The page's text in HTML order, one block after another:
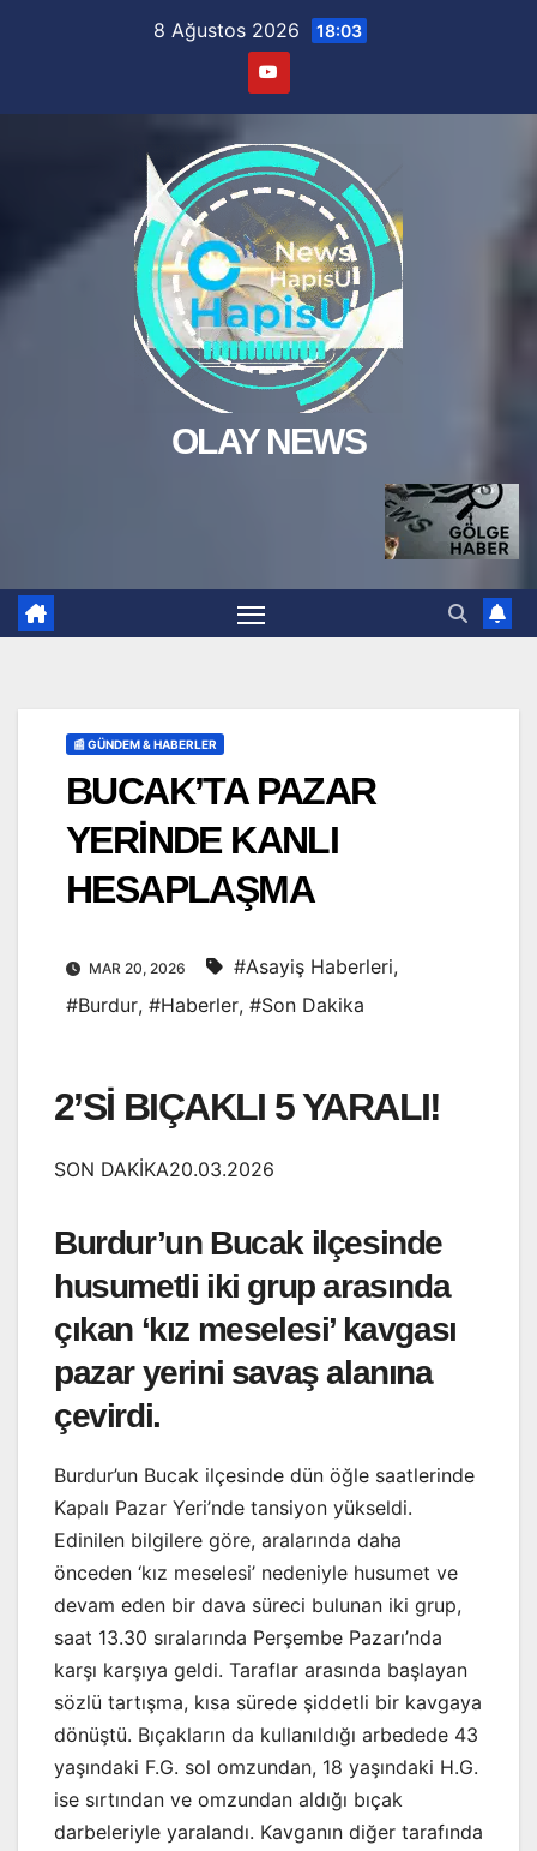
8 Ağustos 2026 18:03
OLAY NEWS
📰 GÜNDEM & HABERLER
BUCAK’TA PAZAR
YERİNDE KANLI
HESAPLAŞMA
MAR 20, 2026 #Asayiş Haberleri,
#Burdur, #Haberler, #Son Dakika
2’Sİ BIÇAKLI 5 YARALI!
SON DAKİKA20.03.2026
Burdur’un Bucak ilçesinde
husumetli iki grup arasında
çıkan ‘kız meselesi’ kavgası
pazar yerini savaş alanına
çevirdi.
Burdur’un Bucak ilçesinde dün öğle saatlerinde
Kapalı Pazar Yeri’nde tansiyon yükseldi.
Edinilen bilgilere göre, aralarında daha
önceden ‘kız meselesi’ nedeniyle husumet ve
devam eden bir dava süreci bulunan iki grup,
saat 13.30 sıralarında Perşembe Pazarı’nda
karşı karşıya geldi. Taraflar arasında başlayan
sözlü tartışma, kısa sürede şiddetli bir kavgaya
dönüştü. Bıçakların da kullanıldığı arbedede 43
yaşındaki F.G. sol omzundan, 18 yaşındaki H.G.
ise sırtından ve omzundan aldığı bıçak
darbeleriyle yaralandı. Kavganın diğer tarafında